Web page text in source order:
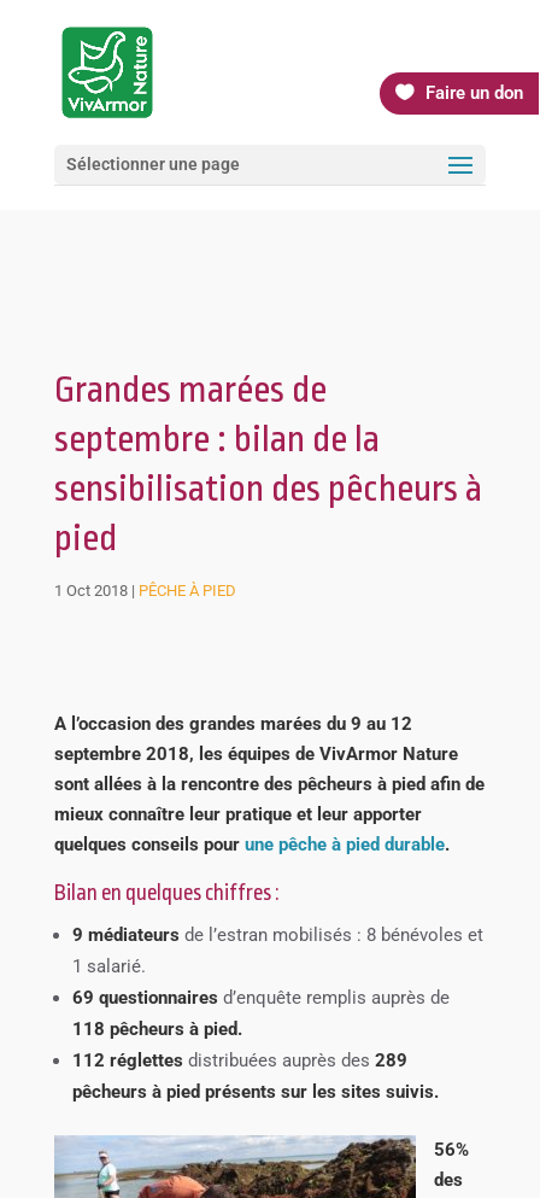
Faire un don
Sélectionner une page
Grandes marées de
septembre : bilan de la
sensibilisation des pêcheurs à
pied
1 Oct 2018| PÊCHE À PIED
A l’occasion des grandes marées du 9 au 12
septembre 2018, les équipes de VivArmor Nature
sont allées à la rencontre des pêcheurs à pied afin de
mieux connaître leur pratique et leur apporter
quelques conseils pour une pêche à pied durable.
Bilan en quelques chiffres :
9 médiateurs de l’estran mobilisés : 8 bénévoles et
1 salarié.
69 questionnaires d’enquête remplis auprès de
118 pêcheurs à pied.
112 réglettes distribuées auprès des 289
pêcheurs à pied présents sur les sites suivis.
56%
des